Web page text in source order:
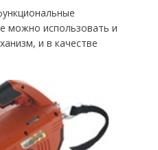
можно использовать и
и в качестве